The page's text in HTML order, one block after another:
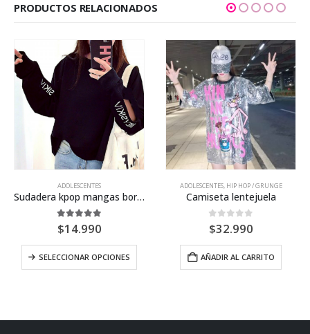
PRODUCTOS RELACIONADOS
ADOLESCENTES
Sudadera kpop mangas bordadas
5.00 out of 5
$14.990
SELECCIONAR OPCIONES
ADOLESCENTES, HIP HOP / GRUNGE
Camiseta lentejuela
0 out of 5
$32.990
AÑADIR AL CARRITO